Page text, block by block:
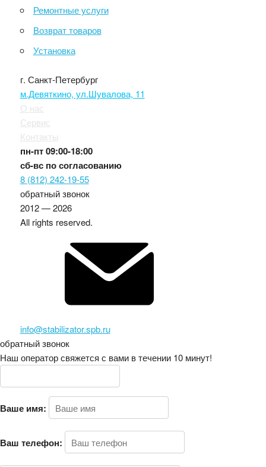
Ремонтные услуги
Возврат товаров
Установка
г. Санкт-Петербург
м.Девяткино, ул.Шувалова, 11
О нас
Сервис
Контакты
пн-пт09:00-18:00
сб-вс по согласованию
8 (812) 242-19-55
обратный звонок
2012 — 2026
All rights reserved.
info@stabilizator.spb.ru
обратный звонок
Наш оператор свяжется с вами в течении 10 минут!
Ваше имя:
Ваш телефон: